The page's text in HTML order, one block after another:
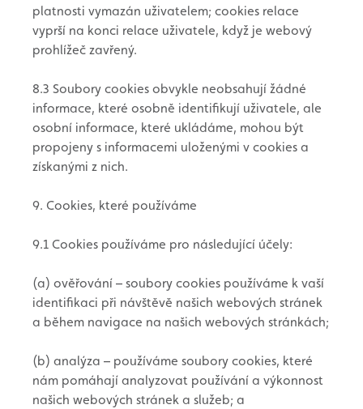
platnosti vymazán uživatelem; cookies relace
vyprší na konci relace uživatele, když je webový
prohlížeč zavřený.
8.3 Soubory cookies obvykle neobsahují žádné
informace, které osobně identifikují uživatele, ale
osobní informace, které ukládáme, mohou být
propojeny s informacemi uloženými v cookies a
získanými z nich.
9. Cookies, které používáme
9.1 Cookies používáme pro následující účely:
(a) ověřování – soubory cookies používáme k vaší
identifikaci při návštěvě našich webových stránek
a během navigace na našich webových stránkách;
(b) analýza – používáme soubory cookies, které
nám pomáhají analyzovat používání a výkonnost
našich webových stránek a služeb; a